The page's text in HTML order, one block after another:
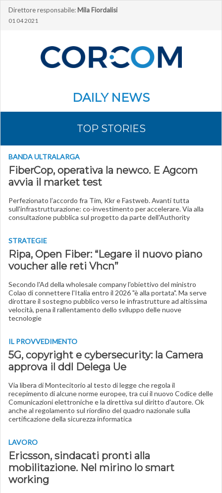
Direttore responsabile: Mila Fiordalisi
01 04 2021
DAILY NEWS
TOP STORIES
BANDA ULTRALARGA
FiberCop, operativa la newco. E Agcom
avvia il market test
Perfezionato l’accordo fra Tim, Kkr e Fastweb. Avanti tutta
sull'infrastrutturazione: co-investimento per accelerare. Via alla
consultazione pubblica sul progetto da parte dell'Authority
STRATEGIE
Ripa, Open Fiber: “Legare il nuovo piano
voucher alle reti Vhcn”
Secondo l'Ad della wholesale company l'obiettivo del ministro
Colao di connettere l'Italia entro il 2026 "è alla portata". Ma serve
dirottare il sostegno pubblico verso le infrastrutture ad altissima
velocità, pena il rallentamento dello sviluppo delle nuove
tecnologie
IL PROVVEDIMENTO
5G, copyright e cybersecurity: la Camera
approva il ddl Delega Ue
Via libera di Montecitorio al testo di legge che regola il
recepimento di alcune norme europee, tra cui il nuovo Codice delle
Comunicazioni elettroniche e la direttiva sul diritto d'autore. Ok
anche al regolamento sul riordino del quadro nazionale sulla
certificazione della sicurezza informatica
LAVORO
Ericsson, sindacati pronti alla
mobilitazione. Nel mirino lo smart
working